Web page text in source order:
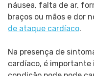
náusea, falta de ar,
braços ou mãos e dor
de ataque cardíaco.
Na presença de
cardíaco, é importante